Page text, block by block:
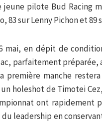
pilote Bud Racing
83 sur Lenny Pichon et 89
mai, en dépit de
parfaitement préparée,
première manche
un holeshot de Timotei
ont rapidement
du leadership en